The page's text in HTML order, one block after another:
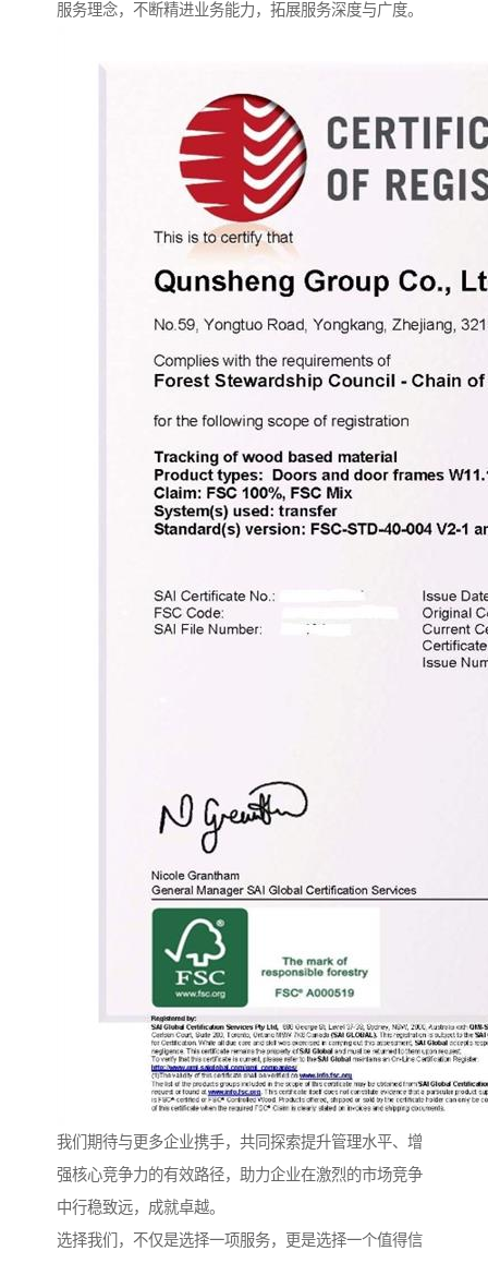
服务理念，不断精进业务能力，拓展服务深度与广度。
我们期待与更多企业携手，共同探索提升管理水平、增
强核心竞争力的有效路径，助力企业在激烈的市场竞争
中行稳致远，成就卓越。
选择我们，不仅是选择一项服务，更是选择一个值得信